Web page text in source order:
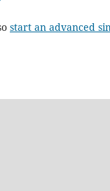
start an advanced